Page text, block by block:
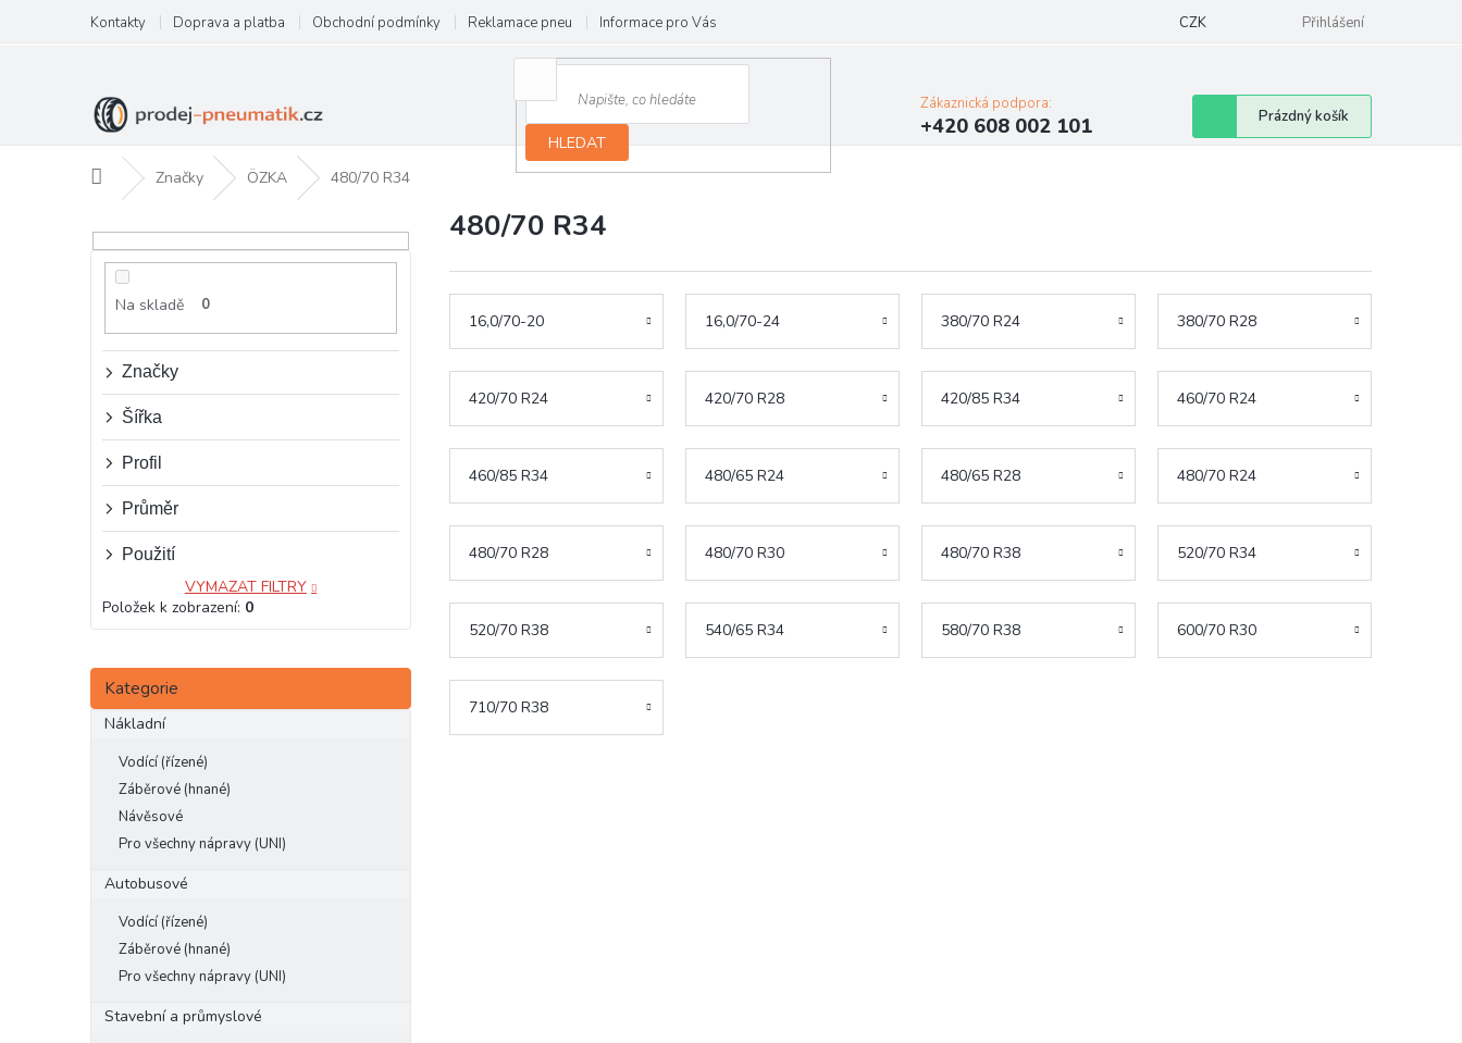
obsah
Kontakty Doprava a platba Obchodní podmínky Reklamace pneu Informace pro Vás Mapa serveru Moje objednávka
CZK Přihlášení
HLEDAT
Zákaznická podpora:
+420 608 002 101
Nákupní
košík
Prázdný košík
Domů Značky ÖZKA 480/70 R34
o
Na skladě 0
Značky
Šířka
Profil
Průměr
Použití
VYMAZAT FILTRY
Položek k zobrazení: 0
Přeskočit
kategorie
Kategorie
Nákladní
Vodící (řízené)
Záběrové (hnané)
Návěsové
Pro všechny nápravy (UNI)
Autobusové
Vodící (řízené)
Záběrové (hnané)
Pro všechny nápravy (UNI)
Stavební a průmyslové
480/70 R34
16,0/70-20 16,0/70-24 380/70 R24 380/70 R28
420/70 R24 420/70 R28 420/85 R34 460/70 R24
460/85 R34 480/65 R24 480/65 R28 480/70 R24
480/70 R28 480/70 R30 480/70 R38 520/70 R34
520/70 R38 540/65 R34 580/70 R38 600/70 R30
710/70 R38